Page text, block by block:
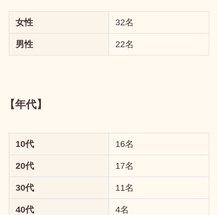
女性 32名
男性 22名
【年代】
10代 16名
20代 17名
30代 11名
40代 4名